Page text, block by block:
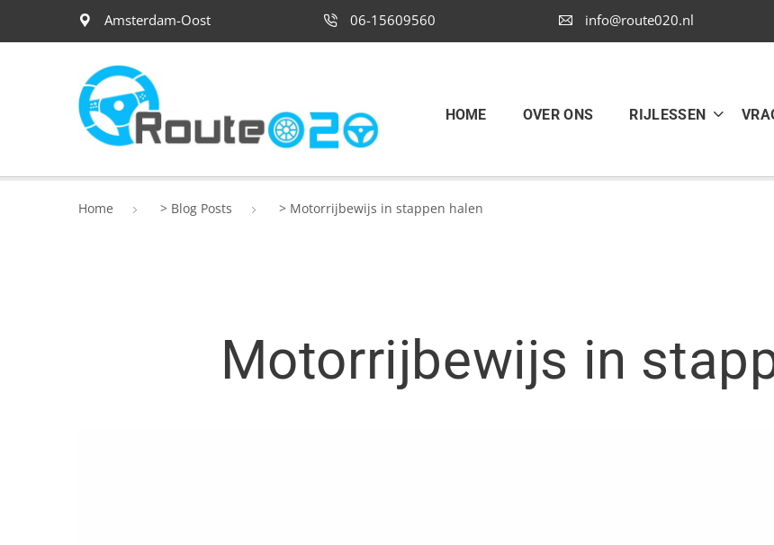
Amsterdam-Oost 06-15609560 info@route020.nl
HOME OVER ONS RIJLESSEN
Home > Blog Posts > Motorrijbewijs in stappen halen
Motorrijbewijs in